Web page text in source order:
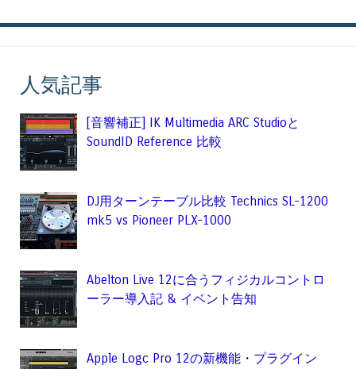
人気記事
[音響補正] IK Multimedia ARC Studioと
SoundID Reference 比較
DJ用ターンテーブル比較 Technics SL-1200
mk5 vs Pioneer PLX-1000
Abelton Live 12に合うフィジカルコントロ
ーラー導入記 & イベント告知
Apple Logc Pro 12の新機能・プラグイン